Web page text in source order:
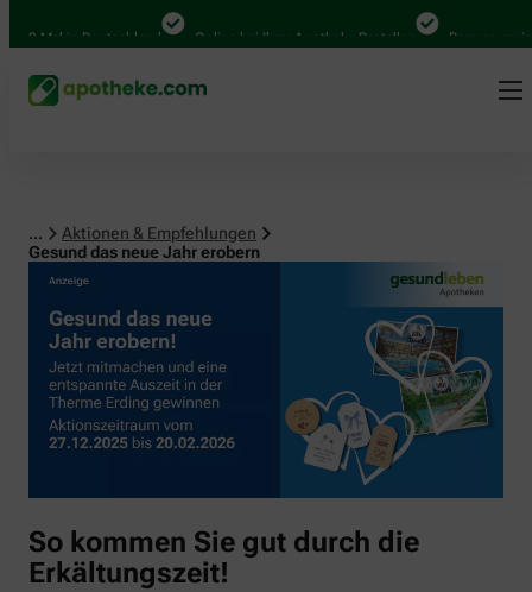
in Deutschland Online bei Ihrer Apotheke Bestellen Bequem
...
Aktionen & Empfehlungen
Gesund das neue Jahr erobern
So kommen Sie gut durch die
Erkältungszeit!